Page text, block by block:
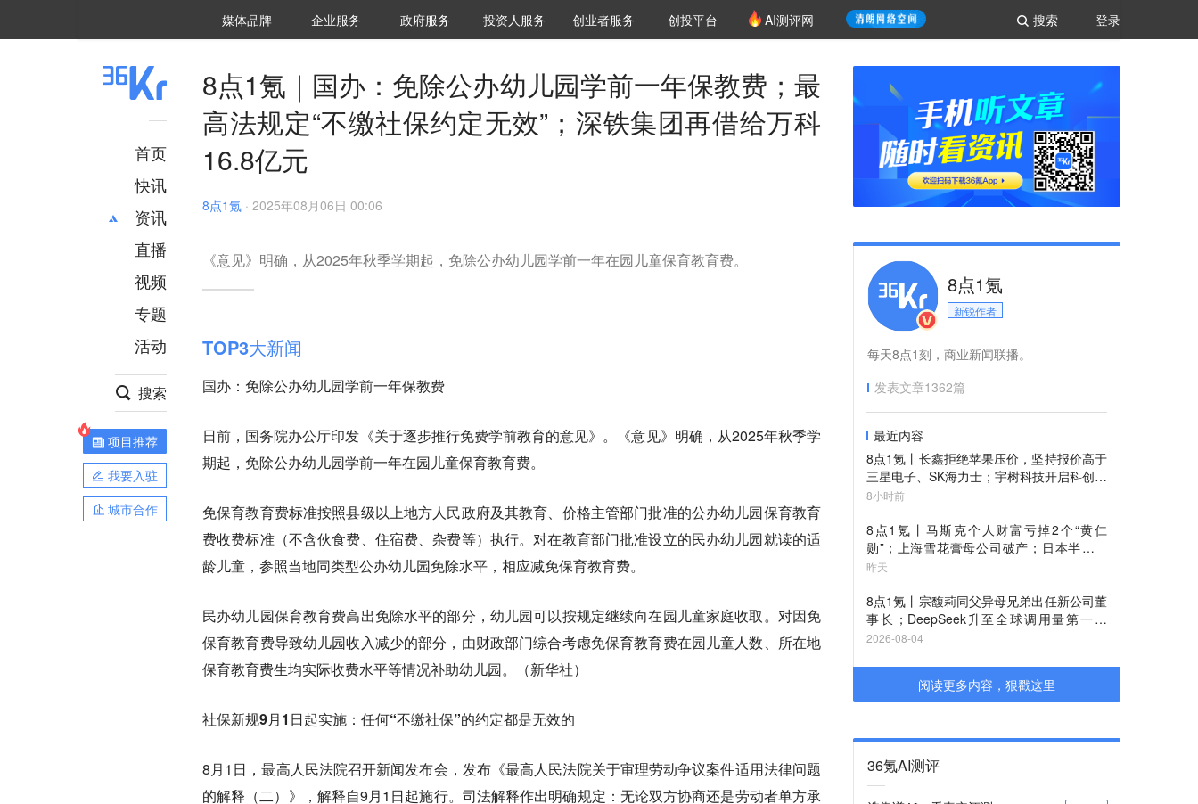
登录
搜索
媒体品牌 36Kr研究院
企业服务 城市之窗
政府服务 VClub投资机构库
投资机构职位推介
投资人服务 创投氪堂
创业者服务 创投平台 AI测评网
首页
快讯
资讯
推荐
财经
项目推荐
安徽
直播
视频
专题
活动
搜索
项目推荐
我要入驻
城市合作
8点1氪｜国办：免除公办幼儿园学前一年保教费；最
高法规定“不缴社保约定无效”；深铁集团再借给万科
16.8亿元
8点1氪 · 2025年08月06日 00:06
《意见》明确，从2025年秋季学期起，免除公办幼儿园学前一年在园儿童保育教育费。
TOP3大新闻
国办：免除公办幼儿园学前一年保教费
日前，国务院办公厅印发《关于逐步推行免费学前教育的意见》。《意见》明确，从2025年秋季学
期起，免除公办幼儿园学前一年在园儿童保育教育费。
免保育教育费标准按照县级以上地方人民政府及其教育、价格主管部门批准的公办幼儿园保育教育
费收费标准（不含伙食费、住宿费、杂费等）执行。对在教育部门批准设立的民办幼儿园就读的适
龄儿童，参照当地同类型公办幼儿园免除水平，相应减免保育教育费。
民办幼儿园保育教育费高出免除水平的部分，幼儿园可以按规定继续向在园儿童家庭收取。对因免
保育教育费导致幼儿园收入减少的部分，由财政部门综合考虑免保育教育费在园儿童人数、所在地
保育教育费生均实际收费水平等情况补助幼儿园。（新华社）
社保新规9月1日起实施：任何“不缴社保”的约定都是无效的
8月1日，最高人民法院召开新闻发布会，发布《最高人民法院关于审理劳动争议案件适用法律问题
的解释（二）》，解释自9月1日起施行。司法解释作出明确规定：无论双方协商还是劳动者单方承
8点1氪
新锐作者
每天8点1刻，商业新闻联播。
发表文章1362篇
最近内容
8点1氪丨长鑫拒绝苹果压价，坚持报价高于
三星电子、SK海力士；宇树科技开启科创板
IPO初步询价；韩国宣布进入“国家灾难状
8小时前
8点1氪丨马斯克个人财富亏掉2个“黄仁
勋”；上海雪花膏母公司破产；日本半导体
或面临断供
昨天
8点1氪丨宗馥莉同父异母兄弟出任新公司董
事长；DeepSeek升至全球调用量第一；
iPhone被曝最高或涨价超千元
2026-08-04
阅读更多内容，狠戳这里
36氪AI测评